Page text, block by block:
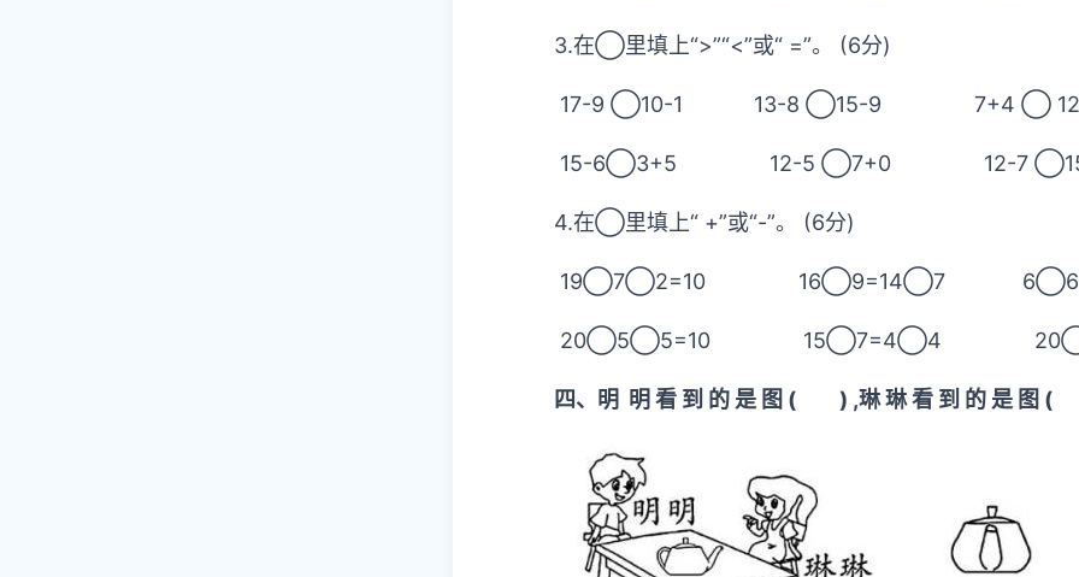
3.在◯里填上“>”“<”或“ =”。 (6分)
17-9 ◯10-1 13-8 ◯15-9 7+4 ◯
15-6◯3+5 12-5 ◯7+0 12-7
4.在◯里填上“ +”或“-”。 (6分)
19◯7◯2=10 16◯9=14◯7
20◯5◯5=10 15◯7=4◯4
四、明 明 看 到 的 是 图 ( ) ,琳 琳 看 到 的 是 图